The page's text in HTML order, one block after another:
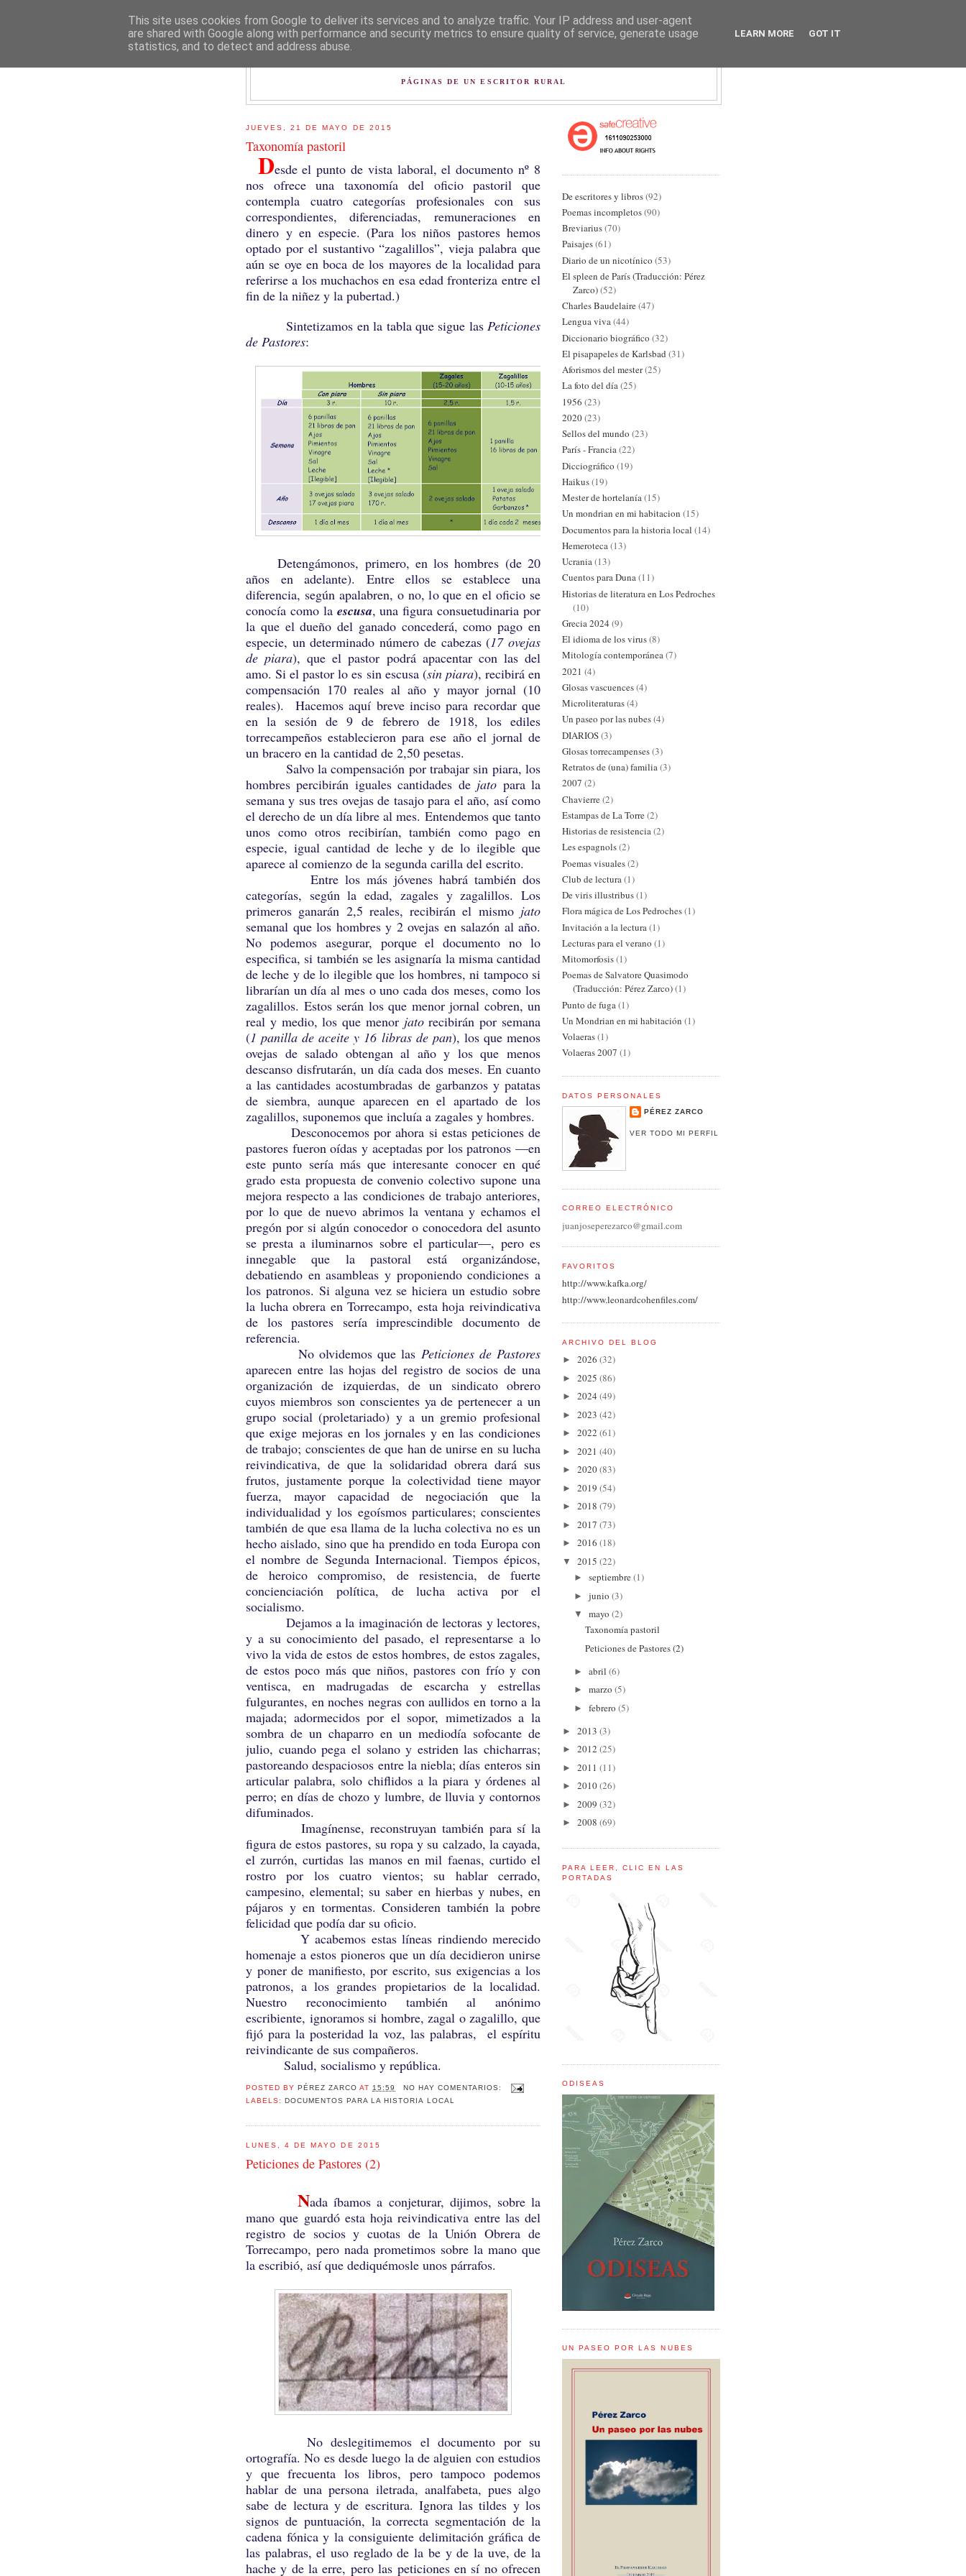
PÁGINAS DE UN ESCRITOR RURAL
JUEVES, 21 DE MAYO DE 2015
Taxonomía pastoril
Desde el punto de vista laboral, el documento nº 8
nos ofrece una taxonomía del oficio pastoril que
contempla cuatro categorías profesionales con sus
correspondientes, diferenciadas, remuneraciones en
dinero y en especie. (Para los niños pastores hemos
optado por el sustantivo “zagalillos”, vieja palabra que
aún se oye en boca de los mayores de la localidad para
referirse a los muchachos en esa edad fronteriza entre el
fin de la niñez y la pubertad.)
Sintetizamos en la tabla que sigue las Peticiones
de Pastores:
Detengámonos, primero, en los hombres (de 20
años en adelante). Entre ellos se establece una
diferencia, según apalabren, o no, lo que en el oficio se
conocía como la escusa, una figura consuetudinaria por
la que el dueño del ganado concederá, como pago en
especie, un determinado número de cabezas (17 ovejas
de piara), que el pastor podrá apacentar con las del
amo. Si el pastor lo es sin escusa (sin piara), recibirá en
compensación 170 reales al año y mayor jornal (10
reales). Hacemos aquí breve inciso para recordar que
en la sesión de 9 de febrero de 1918, los ediles
torrecampeños establecieron para ese año el jornal de
un bracero en la cantidad de 2,50 pesetas.
Salvo la compensación por trabajar sin piara, los
hombres percibirán iguales cantidades de jato para la
semana y sus tres ovejas de tasajo para el año, así como
el derecho de un día libre al mes. Entendemos que tanto
unos como otros recibirían, también como pago en
especie, igual cantidad de leche y de lo ilegible que
aparece al comienzo de la segunda carilla del escrito.
Entre los más jóvenes habrá también dos
categorías, según la edad, zagales y zagalillos. Los
primeros ganarán 2,5 reales, recibirán el mismo jato
semanal que los hombres y 2 ovejas en salazón al año.
No podemos asegurar, porque el documento no lo
especifica, si también se les asignaría la misma cantidad
de leche y de lo ilegible que los hombres, ni tampoco si
librarían un día al mes o uno cada dos meses, como los
zagalillos. Estos serán los que menor jornal cobren, un
real y medio, los que menor jatorecibirán por semana
(1 panilla de aceite y 16 libras de pan), los que menos
ovejas de salado obtengan al año y los que menos
descanso disfrutarán, un día cada dos meses. En cuanto
a las cantidades acostumbradas de garbanzos y patatas
de siembra, aunque aparecen en el apartado de los
zagalillos, suponemos que incluía a zagales y hombres.
Desconocemos por ahora si estas peticiones de
pastores fueron oídas y aceptadas por los patronos —en
este punto sería más que interesante conocer en qué
grado esta propuesta de convenio colectivo supone una
mejora respecto a las condiciones de trabajo anteriores,
por lo que de nuevo abrimos la ventana y echamos el
pregón por si algún conocedor o conocedora del asunto
se presta a iluminarnos sobre el particular—, pero es
innegable que la pastoral está organizándose,
debatiendo en asambleas y proponiendo condiciones a
los patronos. Si alguna vez se hiciera un estudio sobre
la lucha obrera en Torrecampo, esta hoja reivindicativa
de los pastores sería imprescindible documento de
referencia.
No olvidemos que las Peticiones de Pastores
aparecen entre las hojas del registro de socios de una
organización de izquierdas, de un sindicato obrero
cuyos miembros son conscientes ya de pertenecer a un
grupo social (proletariado) y a un gremio profesional
que exige mejoras en los jornales y en las condiciones
de trabajo; conscientes de que han de unirse en su lucha
reivindicativa, de que la solidaridad obrera dará sus
frutos, justamente porque la colectividad tiene mayor
fuerza, mayor capacidad de negociación que la
individualidad y los egoísmos particulares; conscientes
también de que esa llama de la lucha colectiva no es un
hecho aislado, sino que ha prendido en toda Europa con
el nombre de Segunda Internacional. Tiempos épicos,
de heroico compromiso, de resistencia, de fuerte
concienciación política, de lucha activa por el
socialismo.
Dejamos a la imaginación de lectoras y lectores,
y a su conocimiento del pasado, el representarse a lo
vivo la vida de estos de estos hombres, de estos zagales,
de estos poco más que niños, pastores con frío y con
ventisca, en madrugadas de escarcha y estrellas
fulgurantes, en noches negras con aullidos en torno a la
majada; adormecidos por el sopor, mimetizados a la
sombra de un chaparro en un mediodía sofocante de
julio, cuando pega el solano y estriden las chicharras;
pastoreando despaciosos entre la niebla; días enteros sin
articular palabra, solo chiflidos a la piara y órdenes al
perro; en días de chozo y lumbre, de lluvia y contornos
difuminados.
Imagínense, reconstruyan también para sí la
figura de estos pastores, su ropa y su calzado, la cayada,
el zurrón, curtidas las manos en mil faenas, curtido el
rostro por los cuatro vientos; su hablar cerrado,
campesino, elemental; su saber en hierbas y nubes, en
pájaros y en tormentas. Consideren también la pobre
felicidad que podía dar su oficio.
Y acabemos estas líneas rindiendo merecido
homenaje a estos pioneros que un día decidieron unirse
y poner de manifiesto, por escrito, sus exigencias a los
patronos, a los grandes propietarios de la localidad.
Nuestro reconocimiento también al anónimo
escribiente, ignoramos si hombre, zagal o zagalillo, que
fijó para la posteridad la voz, las palabras, el espíritu
reivindicante de sus compañeros.
Salud, socialismo y república.
POSTED BYPÉREZ ZARCO AT 15:59
NO HAY COMENTARIOS:
LABELS:DOCUMENTOS PARA LA HISTORIA LOCAL
LUNES, 4 DE MAYO DE 2015
Peticiones de Pastores (2)
Nada íbamos a conjeturar, dijimos, sobre la
mano que guardó esta hoja reivindicativa entre las del
registro de socios y cuotas de la Unión Obrera de
Torrecampo, pero nada prometimos sobre la mano que
la escribió, así que dediquémosle unos párrafos.
No deslegitimemos el documento por su
ortografía. No es desde luego la de alguien con estudios
y que frecuenta los libros, pero tampoco podemos
hablar de una persona iletrada, analfabeta, pues algo
sabe de lectura y de escritura. Ignora las tildes y los
signos de puntuación, la correcta segmentación de la
cadena fónica y la consiguiente delimitación gráfica de
las palabras, el uso reglado de la be y de la uve, de la
hache y de la erre, pero las peticiones en sí no ofrecen
De escritores y libros(92)
Poemas incompletos(90)
Breviarius(70)
Paisajes(61)
Diario de un nicotínico (53)
El spleen de París (Traducción: Pérez
Zarco)(52)
Charles Baudelaire(47)
Lengua viva(44)
Diccionario biográfico (32)
El pisapapeles de Karlsbad (31)
Aforismos del mester(25)
La foto del día(25)
1956 (23)
2020(23)
Sellos del mundo (23)
París - Francia(22)
Dicciográfico (19)
Haikus(19)
Mester de hortelanía(15)
Un mondrian en mi habitacion (15)
Documentos para la historia local (14)
Hemeroteca(13)
Ucrania(13)
Cuentos para Duna(11)
Historias de literatura en Los Pedroches
(10)
Grecia 2024 (9)
El idioma de los virus(8)
Mitología contemporánea(7)
2021 (4)
Glosas vascuences(4)
Microliteraturas(4)
Un paseo por las nubes(4)
DIARIOS(3)
Glosas torrecampenses(3)
Retratos de (una) familia(3)
2007 (2)
Chavierre(2)
Estampas de La Torre(2)
Historias de resistencia(2)
Les espagnols(2)
Poemas visuales(2)
Club de lectura(1)
De viris illustribus(1)
Flora mágica de Los Pedroches(1)
Invitación a la lectura (1)
Lecturas para el verano (1)
Mitomorfosis(1)
Poemas de Salvatore Quasimodo
(Traducción: Pérez Zarco)(1)
Punto de fuga (1)
Un Mondrian en mi habitación (1)
Volaeras(1)
Volaeras 2007 (1)
DATOS PERSONALES
PÉREZ ZARCO
VER TODO MI PERFIL
CORREO ELECTRÓNICO
juanjoseperezarco@gmail.com
FAVORITOS
http://www.kafka.org/
http://www.leonardcohenfiles.com/
ARCHIVO DEL BLOG
► 2026 (32)
► 2025 (86)
► 2024 (49)
► 2023 (42)
► 2022 (61)
► 2021 (40)
► 2020(83)
► 2019 (54)
► 2018 (79)
► 2017 (73)
► 2016 (18)
▼ 2015 (22)
► septiembre(1)
► junio (3)
▼ mayo (2)
Taxonomía pastoril
Peticiones de Pastores (2)
► abril (6)
► marzo (5)
► febrero (5)
► 2013 (3)
► 2012 (25)
► 2011 (11)
► 2010(26)
► 2009 (32)
► 2008 (69)
PARA LEER, CLIC EN LAS
PORTADAS
ODISEAS
UN PASEO POR LAS NUBES
This site uses cookies from Google to deliver its services and to analyze traffic. Your IP address and user-agent
are shared with Google along with performance and security metrics to ensure quality of service, generate usage
statistics, and to detect and address abuse.
LEARN MORE GOT IT